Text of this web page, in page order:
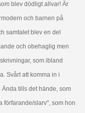
blev dödligt allvar! Är
och barnen på
samtalet blev en del
och obehaglig men
som ibland
Svårt att komma in i
tills det hände, som
förfarande/slarv", som hon